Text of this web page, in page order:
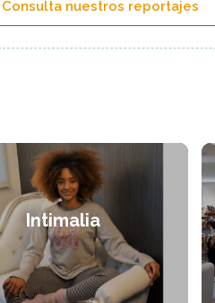
Consulta nuestros reportajes
Intimalia